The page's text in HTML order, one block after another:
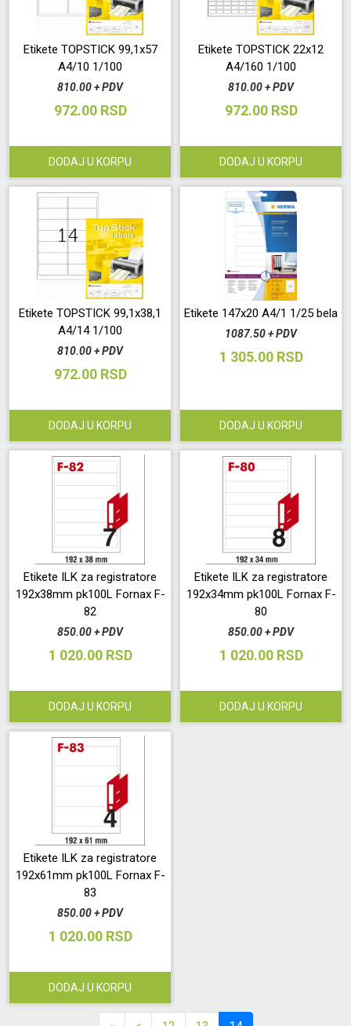
Etikete TOPSTICK 99,1x57
A4/10 1/100
810.00 + PDV
972.00 RSD
DODAJ U KORPU
Etikete TOPSTICK 22x12
A4/160 1/100
810.00 + PDV
972.00 RSD
DODAJ U KORPU
Etikete TOPSTICK 99,1x38,1
A4/14 1/100
810.00 + PDV
972.00 RSD
DODAJ U KORPU
Etikete 147x20 A4/1 1/25 bela
1087.50 + PDV
1 305.00 RSD
DODAJ U KORPU
Etikete ILK za registratore
192x38mm pk100L Fornax F-
82
850.00 + PDV
1 020.00 RSD
DODAJ U KORPU
Etikete ILK za registratore
192x34mm pk100L Fornax F-
80
850.00 + PDV
1 020.00 RSD
DODAJ U KORPU
Etikete ILK za registratore
192x61mm pk100L Fornax F-
83
850.00 + PDV
1 020.00 RSD
DODAJ U KORPU